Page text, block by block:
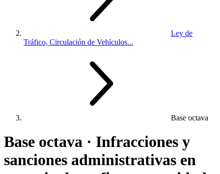
Ley de
Tráfico, Circulación de Vehículos...
Base octava
Base octava · Infracciones y
sanciones administrativas en